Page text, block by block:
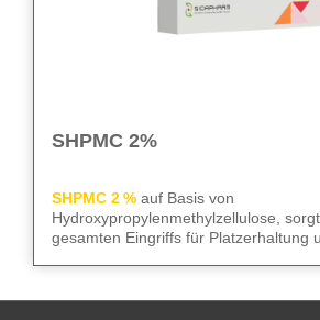
SHPMC 2%
SHPMC 2 % auf Basis von
Hydroxypropylenmethylzellulose,
gesamten Eingriffs für Platzerhaltung
hohe HPMC-Konzentration. Die 2‑ml-